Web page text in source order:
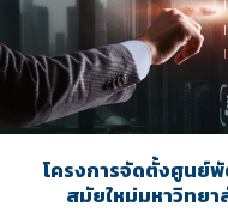
โครงการจัดตั้งศูนย์
สมัยใหม่มหาวิทย